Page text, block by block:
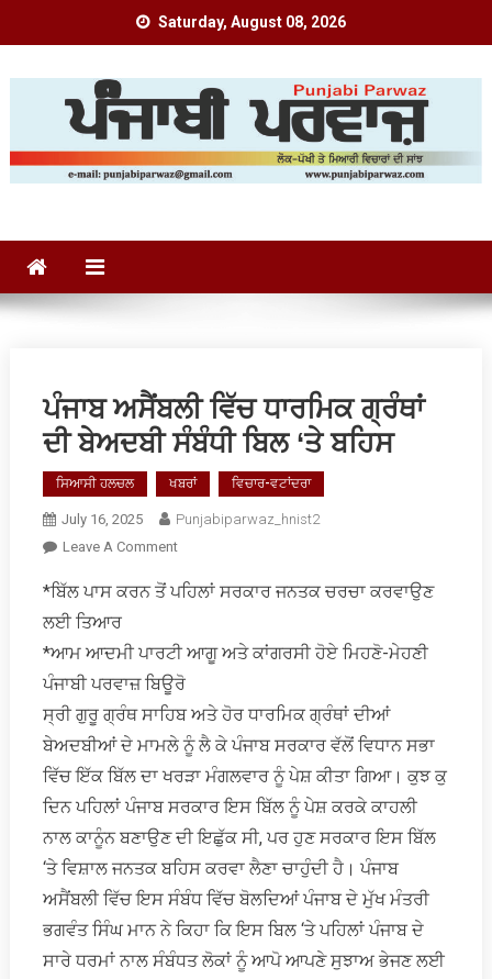
Saturday, August 08, 2026
ਪੰਜਾਬ ਅਸੈਂਬਲੀ ਵਿੱਚ ਧਾਰਮਿਕ ਗ੍ਰੰਥਾਂ
ਦੀ ਬੇਅਦਬੀ ਸੰਬੰਧੀ ਬਿਲ ‘ਤੇ ਬਹਿਸ
ਸਿਆਸੀ ਹਲਚਲ ਖਬਰਾਂ ਵਿਚਾਰ-ਵਟਾਂਦਰਾ
July 16, 2025
Punjabiparwaz_hnist2
Leave A CommentOn
ਅਸੈਂਬਲੀ
ਧਾਰਮਿਕ
ਗ੍ਰੰਥਾਂ
ਬੇਅਦਬੀ
ਸੰਬੰਧੀ
ਬਿਲ
‘ਤੇ
*ਬਿੱਲ ਪਾਸ ਕਰਨ ਤੋਂ ਪਹਿਲਾਂ ਸਰਕਾਰ ਜਨਤਕ ਚਰਚਾ ਕਰਵਾਉਣ
ਲਈ ਤਿਆਰ
*ਆਮ ਆਦਮੀ ਪਾਰਟੀ ਆਗੂ ਅਤੇ ਕਾਂਗਰਸੀ ਹੋਏ ਮਿਹਣੋ-ਮੇਹਣੀ
ਪੰਜਾਬੀ ਪਰਵਾਜ਼ ਬਿਊਰੋ
ਸ੍ਰੀ ਗੁਰੂ ਗ੍ਰੰਥ ਸਾਹਿਬ ਅਤੇ ਹੋਰ ਧਾਰਮਿਕ ਗ੍ਰੰਥਾਂ ਦੀਆਂ
ਬੇਅਦਬੀਆਂ ਦੇ ਮਾਮਲੇ ਨੂੰ ਲੈ ਕੇ ਪੰਜਾਬ ਸਰਕਾਰ ਵੱਲੋਂ ਵਿਧਾਨ ਸਭਾ
ਵਿੱਚ ਇੱਕ ਬਿੱਲ ਦਾ ਖਰੜਾ ਮੰਗਲਵਾਰ ਨੂੰ ਪੇਸ਼ ਕੀਤਾ ਗਿਆ। ਕੁਝ ਕੁ
ਦਿਨ ਪਹਿਲਾਂ ਪੰਜਾਬ ਸਰਕਾਰ ਇਸ ਬਿੱਲ ਨੂੰ ਪੇਸ਼ ਕਰਕੇ ਕਾਹਲੀ
ਨਾਲ ਕਾਨੂੰਨ ਬਣਾਉਣ ਦੀ ਇਛੁੱਕ ਸੀ, ਪਰ ਹੁਣ ਸਰਕਾਰ ਇਸ ਬਿੱਲ
‘ਤੇ ਵਿਸ਼ਾਲ ਜਨਤਕ ਬਹਿਸ ਕਰਵਾ ਲੈਣਾ ਚਾਹੁੰਦੀ ਹੈ। ਪੰਜਾਬ
ਅਸੈਂਬਲੀ ਵਿੱਚ ਇਸ ਸੰਬੰਧ ਵਿੱਚ ਬੋਲਦਿਆਂ ਪੰਜਾਬ ਦੇ ਮੁੱਖ ਮੰਤਰੀ
ਭਗਵੰਤ ਸਿੰਘ ਮਾਨ ਨੇ ਕਿਹਾ ਕਿ ਇਸ ਬਿਲ ‘ਤੇ ਪਹਿਲਾਂ ਪੰਜਾਬ ਦੇ
ਸਾਰੇ ਧਰਮਾਂ ਨਾਲ ਸੰਬੰਧਤ ਲੋਕਾਂ ਨੂੰ ਆਪੋ ਆਪਣੇ ਸੁਝਾਅ ਭੇਜਣ ਲਈ